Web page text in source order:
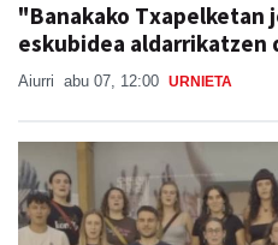
"Banakako Txapelketan
eskubidea aldarrikatzen
Aiurri abu 07, 12:00 URNIETA